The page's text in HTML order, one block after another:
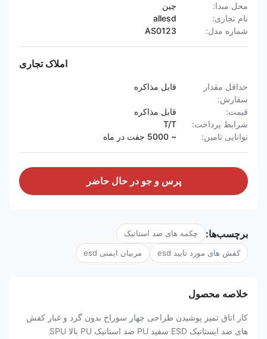
محل مبدا:
چین
نام تجاری:
allesd
شماره مدل:
AS0123
املاک تجاری
حداقل مقدار
سفارش:
قابل مذاکره
قیمت:
قابل مذاکره
شرایط پرداخت:
T/T
توانایی تامین:
~ 5000 جفت در ماه
پرس و جو در حال حاضر
برچسب‌ها: چکمه های ضد استاتیک
کفش های مورد تایید esd مربیان ایمنی esd
خلاصه محصول
کار اتاق تمیز پوشیدن طراحی چهار سوراخ بدون گرد و غبار کفش
های ضد ایستاتیک ESD سفید PU ضد استاتیک PU بالا SPU